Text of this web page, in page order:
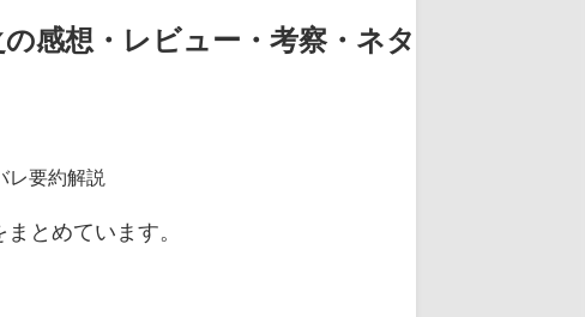
感想・レビュー・考察・ネタ
とめています。